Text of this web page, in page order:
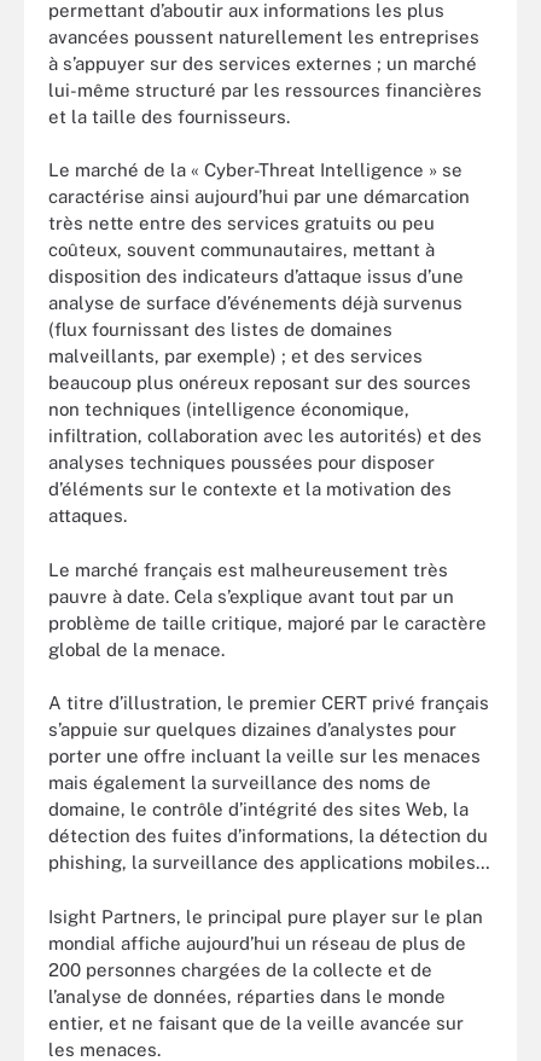
permettant d’aboutir aux informations les plus
avancées poussent naturellement les entreprises
à s’appuyer sur des services externes ; un marché
lui-même structuré par les ressources financières
et la taille des fournisseurs.
Le marché de la « Cyber-Threat Intelligence » se
caractérise ainsi aujourd’hui par une démarcation
très nette entre des services gratuits ou peu
coûteux, souvent communautaires, mettant à
disposition des indicateurs d’attaque issus d’une
analyse de surface d’événements déjà survenus
(flux fournissant des listes de domaines
malveillants, par exemple) ; et des services
beaucoup plus onéreux reposant sur des sources
non techniques (intelligence économique,
infiltration, collaboration avec les autorités) et des
analyses techniques poussées pour disposer
d’éléments sur le contexte et la motivation des
attaques.
Le marché français est malheureusement très
pauvre à date. Cela s’explique avant tout par un
problème de taille critique, majoré par le caractère
global de la menace.
A titre d’illustration, le premier CERT privé français
s’appuie sur quelques dizaines d’analystes pour
porter une offre incluant la veille sur les menaces
mais également la surveillance des noms de
domaine, le contrôle d’intégrité des sites Web, la
détection des fuites d’informations, la détection du
phishing, la surveillance des applications mobiles…
Isight Partners, le principal pure player sur le plan
mondial affiche aujourd’hui un réseau de plus de
200 personnes chargées de la collecte et de
l’analyse de données, réparties dans le monde
entier, et ne faisant que de la veille avancée sur
les menaces.